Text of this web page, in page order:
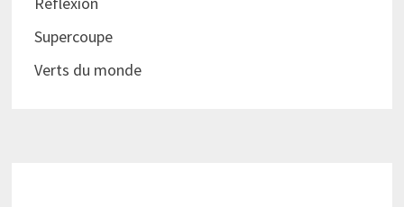
Supercoupe
Verts du monde